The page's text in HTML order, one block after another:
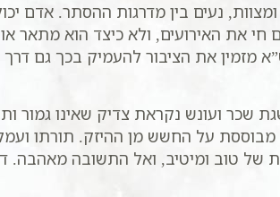
נעים בין מדרגות ההסתר. אדם
חי את האירועים, ולא כיצד הוא
מזמין את הציבור להעמיק בכך גם דרך
שכר ועונש נקראת צדיק שאינו גמור
על החשש מן ההיזק. תורתו
של טוב ומיטיב, ואל התשובה